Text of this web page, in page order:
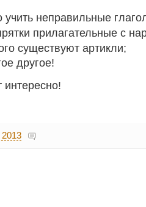
учить непра­виль­ные
при­ла­га­тель­ные с
суще­ству­ют артикли;
другое!
интересно!